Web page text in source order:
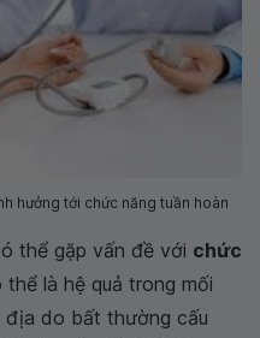
hưởng tới chức năng tuần hoàn
thể gặp vấn đề với chức
là hệ quả trong mối
do bất thường cấu